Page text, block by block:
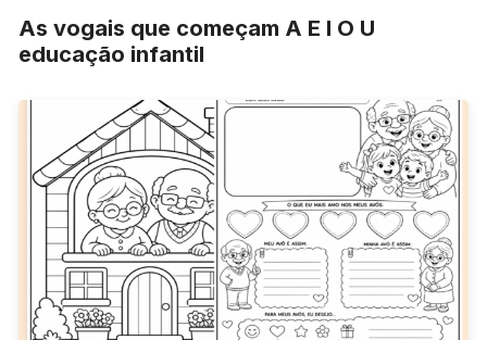
As vogais que começam A E I O U
educação infantil